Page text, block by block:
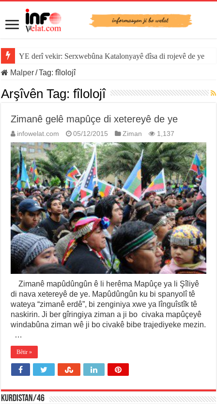
YE derî vekir: Serxwebûna Katalonyayê dîsa di rojevê de ye
Malper/Tag:fîlolojî
Arşîvên Tag:fîlolojî
Zimanê gelê mapûçe di xetereyê de ye
infowelat.com 05/12/2015 Ziman 1,137
Zimanê mapûdûngûn ê li herêma Mapûçe ya li Şîliyê
di nava xetereyê de ye. Mapûdûngûn ku bi spanyolî tê
wateya “zimanê erdê”, bi zenginiya xwe ya lînguîstîk tê
naskirin. Ji ber gîringiya ziman a ji bo civaka mapûçeyê
windabûna ziman wê ji bo civakê bibe trajediyeke mezin.
…
Bêtir »
KURDISTAN/46